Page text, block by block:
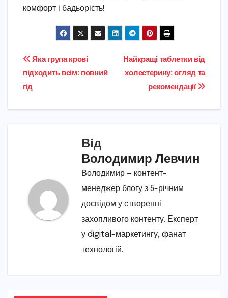
комфорт і бадьорість!
Навігація
записів
Найкращі таблетки від
холестерину: огляд та
рекомендації
Яка група крові
підходить всім: повний
гід
Від
Володимир Левчин
Володимир — контент-
менеджер блогу з 5-річним
досвідом у створенні
захопливого контенту. Експерт
у digital-маркетингу, фанат
технологій.